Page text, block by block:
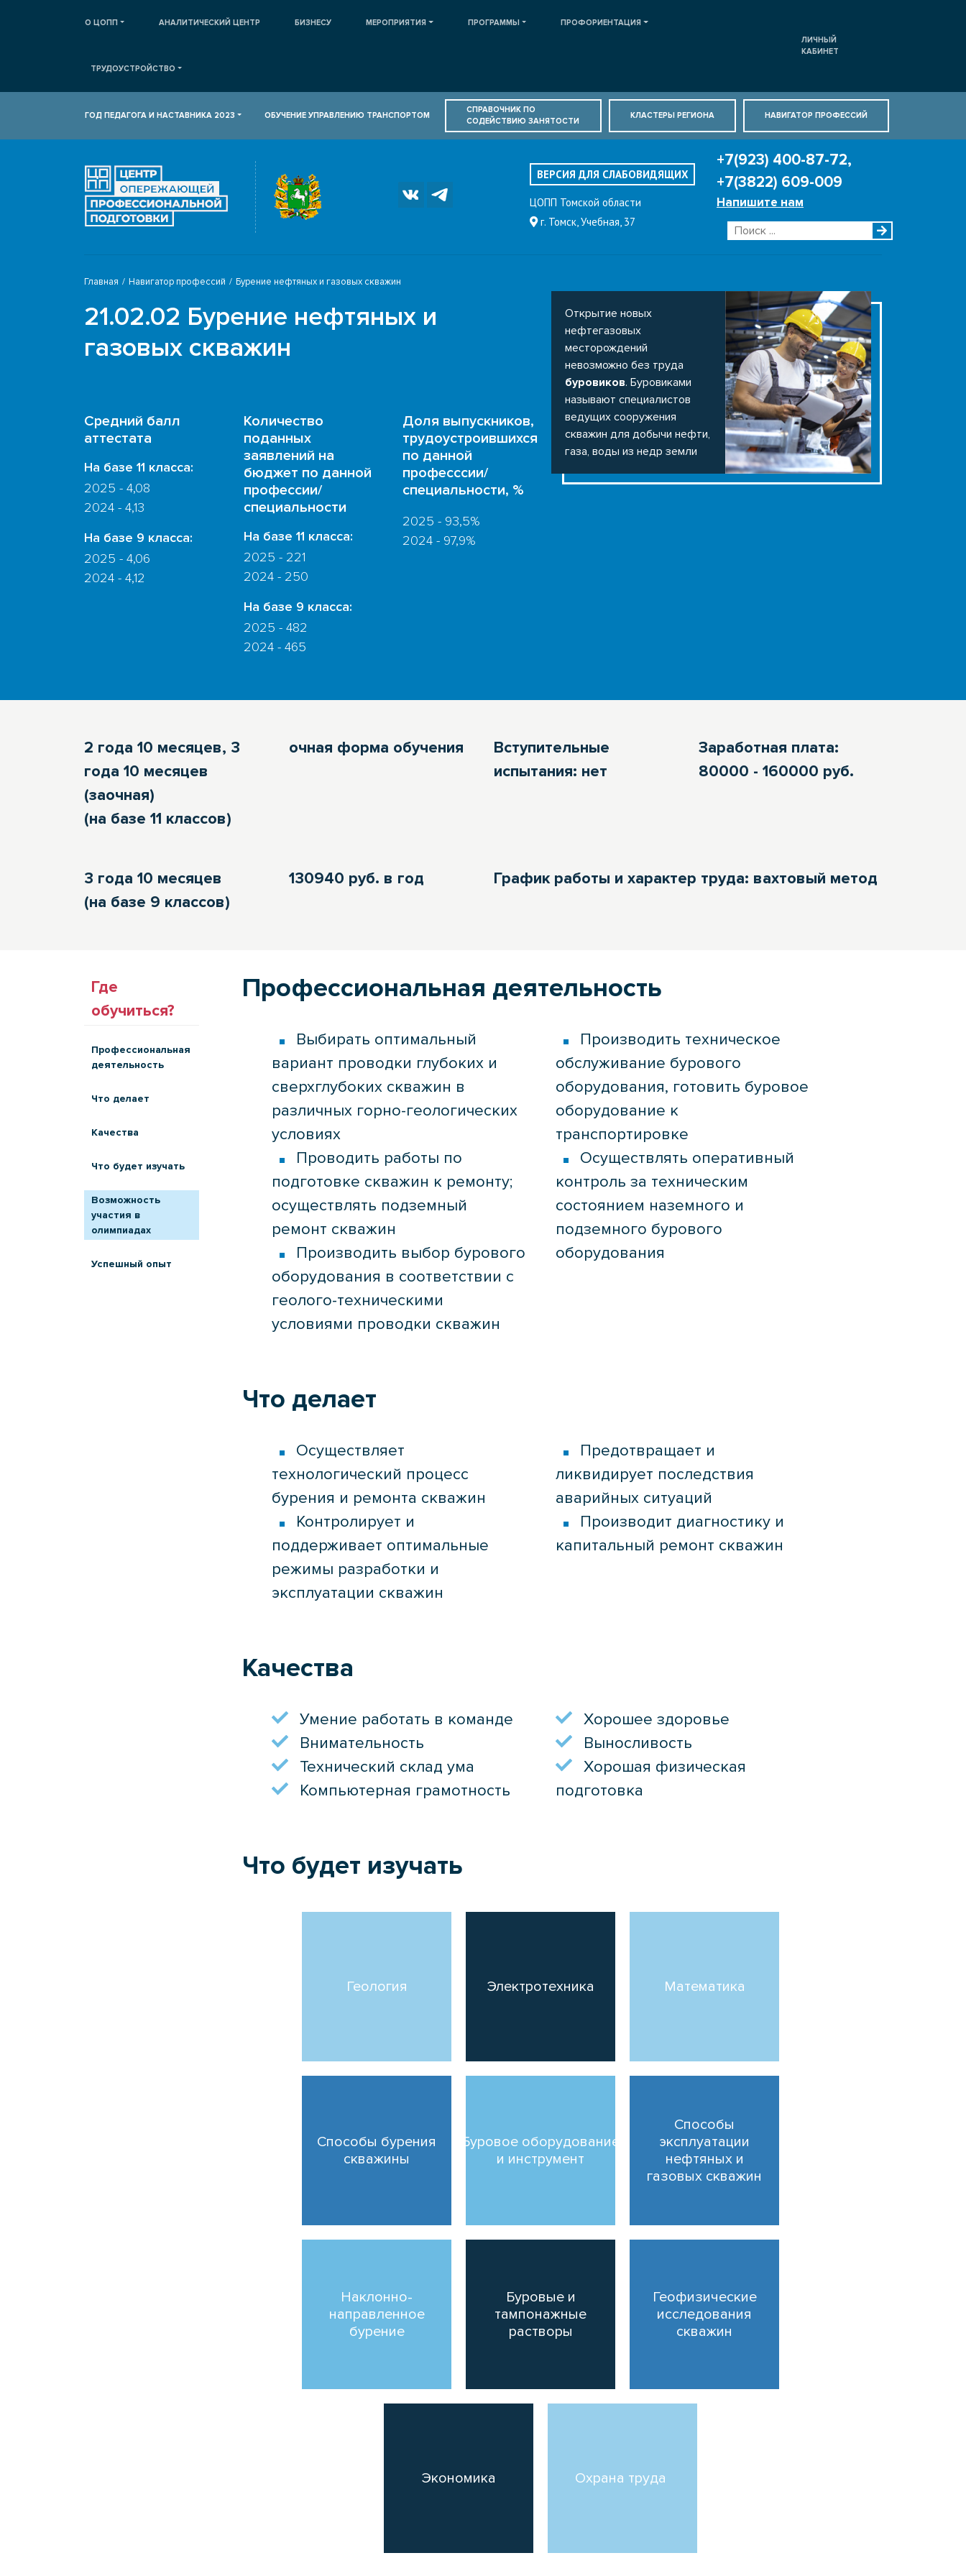
О ЦОПП АНАЛИТИЧЕСКИЙ ЦЕНТР БИЗНЕСУ МЕРОПРИЯТИЯ ПРОГРАММЫ ПРОФОРИЕНТАЦИЯ
ТРУДОУСТРОЙСТВО
ЛИЧНЫЙ
КАБИНЕТ
ГОД ПЕДАГОГА И НАСТАВНИКА 2023 ОБУЧЕНИЕ УПРАВЛЕНИЮ ТРАНСПОРТОМ
СПРАВОЧНИК ПО
СОДЕЙСТВИЮ ЗАНЯТОСТИ
КЛАСТЕРЫ РЕГИОНА НАВИГАТОР ПРОФЕССИЙ
ВЕРСИЯ ДЛЯ СЛАБОВИДЯЩИХ
ЦОПП Томской области
г. Томск, Учебная, 37
+7(923) 400-87-72,
+7(3822) 609-009
Напишите нам
Главная Навигатор профессий Бурение нефтяных и газовых скважин
21.02.02 Бурение нефтяных и
газовых скважин
Средний балл
аттестата
На базе 11 класса:
2025 - 4,08
2024 - 4,13
На базе 9 класса:
2025 - 4,06
2024 - 4,12
Количество
поданных
заявлений на
бюджет по данной
профессии/
специальности
На базе 11 класса:
2025 - 221
2024 - 250
На базе 9 класса:
2025 - 482
2024 - 465
Доля выпускников,
трудоустроившихся
по данной
професссии/
специальности, %
2025 - 93,5%
2024 - 97,9%
Открытие новых
нефтегазовых
месторождений
невозможно без труда
буровиков. Буровиками
называют специалистов
ведущих сооружения
скважин для добычи нефти,
газа, воды из недр земли
2 года 10 месяцев, 3
года 10 месяцев
(заочная)
(на базе 11 классов)
очная форма обучения
Вступительные
испытания: нет
Заработная плата:
80000 - 160000 руб.
3 года 10 месяцев
(на базе 9 классов)
130940 руб. в год График работы и характер труда: вахтовый метод
Где
обучиться?
Профессиональная
деятельность
Что делает
Качества
Что будет изучать
Возможность
участия в
олимпиадах
Успешный опыт
Профессиональная деятельность
Выбирать оптимальный
вариант проводки глубоких и
сверхглубоких скважин в
различных горно-геологических
условиях
Проводить работы по
подготовке скважин к ремонту;
осуществлять подземный
ремонт скважин
Производить выбор бурового
оборудования в соответствии с
геолого-техническими
условиями проводки скважин
Производить техническое
обслуживание бурового
оборудования, готовить буровое
оборудование к
транспортировке
Осуществлять оперативный
контроль за техническим
состоянием наземного и
подземного бурового
оборудования
Что делает
Осуществляет
технологический процесс
бурения и ремонта скважин
Контролирует и
поддерживает оптимальные
режимы разработки и
эксплуатации скважин
Предотвращает и
ликвидирует последствия
аварийных ситуаций
Производит диагностику и
капитальный ремонт скважин
Качества
Умение работать в команде
Внимательность
Технический склад ума
Компьютерная грамотность
Хорошее здоровье
Выносливость
Хорошая физическая
подготовка
Что будет изучать
Геология Электротехника Математика
Способы бурения
скважины
Буровое оборудование
и инструмент
Способы
эксплуатации
нефтяных и
газовых скважин
Наклонно-
направленное
бурение
Буровые и
тампонажные
растворы
Геофизические
исследования
скважин
Экономика Охрана труда